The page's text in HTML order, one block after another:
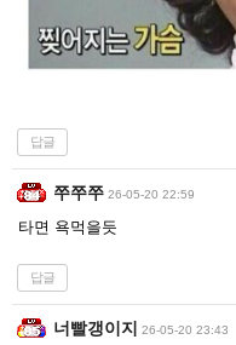
답글
쭈쭈쭈 26-05-20 22:59
타면 욕먹을듯
답글
너빨갱이지 26-05-20 23:43